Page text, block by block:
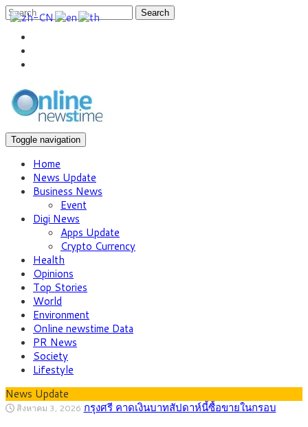
Search
Toggle navigation
Home
News Update
Business News
Event
Digi News
Apps Update
Crypto Currency
Health
Opinions
Top Stories
World
Environment
Online newstime Data
PR News
Society
Lifestyle
News Update
สิงหาคม 3, 2026
33.00-33.60 ติดตามข้อมูลจ้างงานสหรัฐฯ
สิงหาคม 1, 2026 “เอกนิติ” เปิดเครื่องยนต์เศรษฐกิจใหม่ของไทย